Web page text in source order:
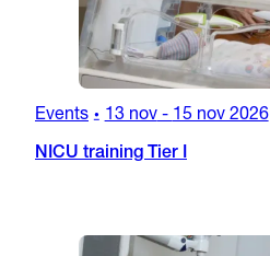
Events • 13 nov-15 nov 2026
NICU training Tier I